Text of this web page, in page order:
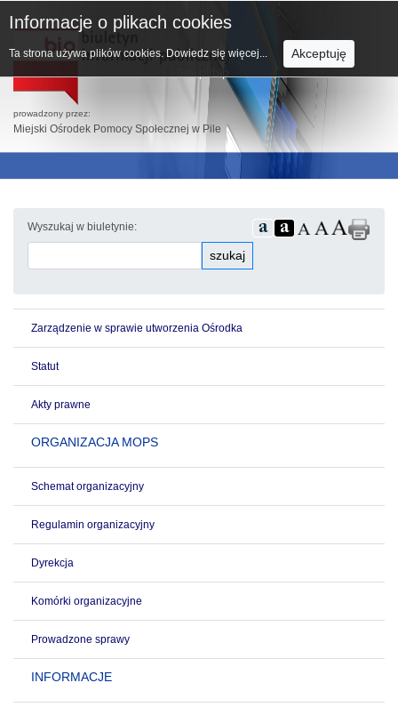
prowadzony przez:
Miejski Ośrodek Pomocy Społecznej w Pile
Wyszukaj w biuletynie:
szukaj
Zarządzenie w sprawie utworzenia Ośrodka
Statut
Akty prawne
ORGANIZACJA MOPS
Schemat organizacyjny
Regulamin organizacyjny
Dyrekcja
Komórki organizacyjne
Prowadzone sprawy
INFORMACJE
Informacje o plikach cookies
Ta strona używa plików cookies. Dowiedz się więcej... Akceptuję